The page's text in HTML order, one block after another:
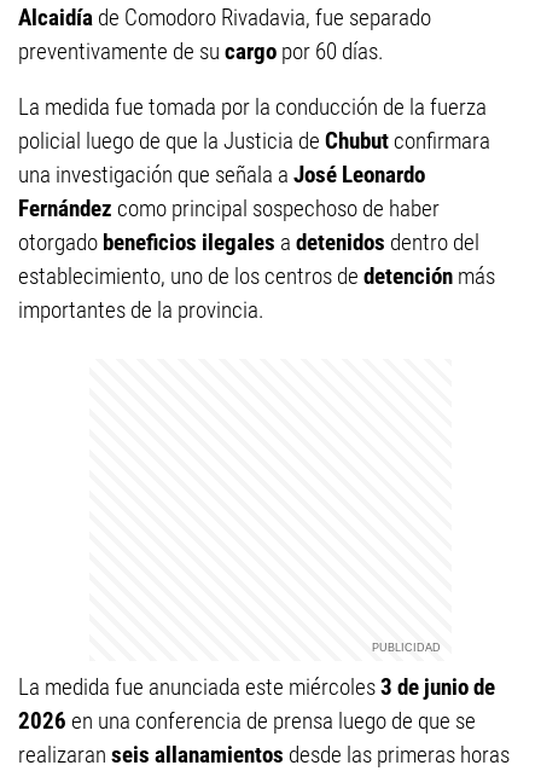
Alcaidía de Comodoro Rivadavia, fue separado
preventivamente de su cargo por 60 días.
La medida fue tomada por la conducción de la fuerza
policial luego de que la Justicia de Chubut confirmara
una investigación que señala a José Leonardo
Fernández como principal sospechoso de haber
otorgado beneficios ilegales a detenidos dentro del
establecimiento, uno de los centros de detención más
importantes de la provincia.
La medida fue anunciada este miércoles3 de junio de
2026 en una conferencia de prensa luego de que se
realizaran seis allanamientos desde las primeras horas